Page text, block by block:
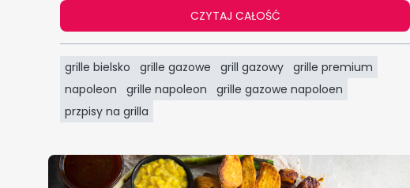
CZYTAJ CAŁOŚĆ
grille bielsko grille gazowe grill gazowy grille premium
napoleon
grille napoleon
grille gazowe napoloen
przpisy na grilla